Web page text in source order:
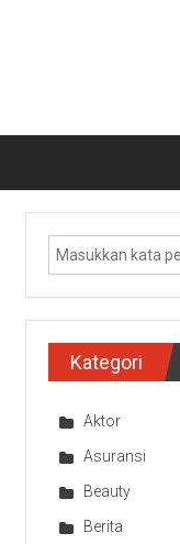
Kategori
Aktor
Asuransi
Beauty
Berita